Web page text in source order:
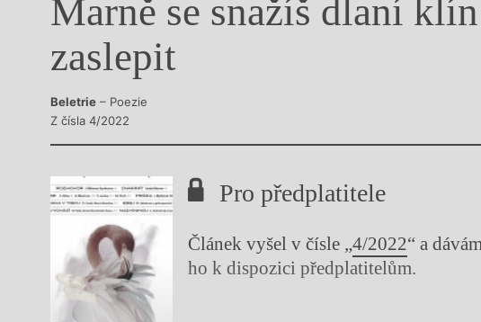
Výroční cenyMarně se snažíš dlaní klín
zaslepit
Beletrie – Poezie
Z čísla 4/2022
Pro předplatitele
Článek vyšel v čísle „4/2022“ a
ho k dispozici předplatitelům.